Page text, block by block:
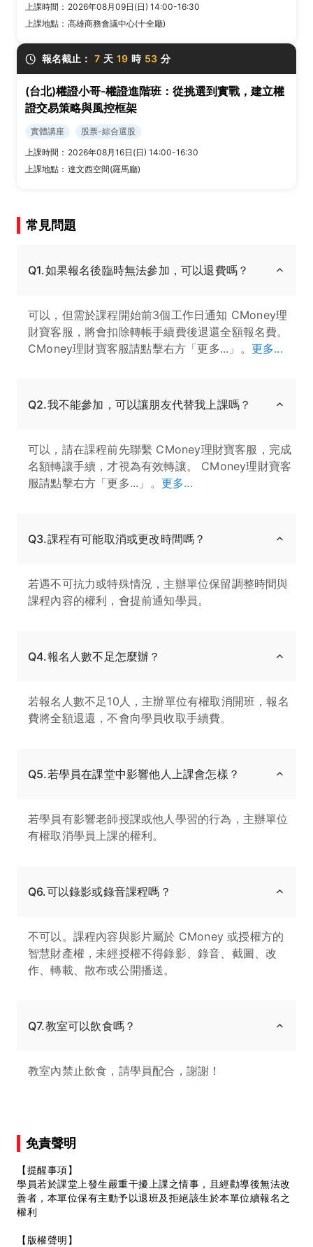
上課時間： 2026年08月09日(日) 14:00-16:30
上課地點： 高雄商務會議中心(十全廳)
報名截止： 7 天 19 時 53 分
(台北)權證小哥-權證進階班：從挑選到實戰，建立權
證交易策略與風控框架
實體講座
股票-綜合選股
上課時間： 2026年08月16日(日) 14:00-16:30
上課地點： 達文西空間(羅馬廳)
常見問題
Q1.如果報名後臨時無法參加，可以退費嗎？
可以，但需於課程開始前3個工作日通知 CMoney理
財寶客服，將會扣除轉帳手續費後退還全額報名費。
CMoney理財寶客服請點擊右方「更多...」。 更多...
Q2.我不能參加，可以讓朋友代替我上課嗎？
可以，請在課程前先聯繫 CMoney理財寶客服，完成
名額轉讓手續，才視為有效轉讓。 CMoney理財寶客
服請點擊右方「更多...」。 更多...
Q3.課程有可能取消或更改時間嗎？
若遇不可抗力或特殊情況，主辦單位保留調整時間與
課程內容的權利，會提前通知學員。
Q4.報名人數不足怎麼辦？
若報名人數不足10人，主辦單位有權取消開班，報名
費將全額退還，不會向學員收取手續費。
Q5.若學員在課堂中影響他人上課會怎樣？
若學員有影響老師授課或他人學習的行為，主辦單位
有權取消學員上課的權利。
Q6.可以錄影或錄音課程嗎？
不可以。課程內容與影片屬於 CMoney 或授權方的
智慧財產權，未經授權不得錄影、錄音、截圖、改
作、轉載、散布或公開播送。
Q7.教室可以飲食嗎？
教室內禁止飲食，請學員配合，謝謝！
免責聲明
【提醒事項】
學員若於課堂上發生嚴重干擾上課之情事，且經勸導後無法改
善者，本單位保有主動予以退班及拒絕該生於本單位續報名之
權利
【版權聲明】